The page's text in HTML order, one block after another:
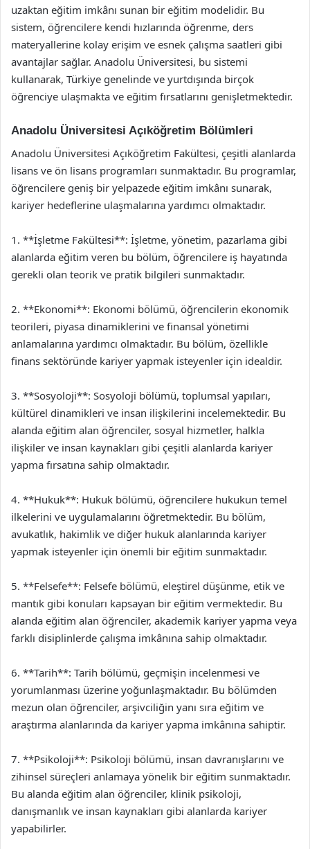
uzaktan eğitim imkânı sunan bir eğitim modelidir. Bu
sistem, öğrencilere kendi hızlarında öğrenme, ders
materyallerine kolay erişim ve esnek çalışma saatleri gibi
avantajlar sağlar. Anadolu Üniversitesi, bu sistemi
kullanarak, Türkiye genelinde ve yurtdışında birçok
öğrenciye ulaşmakta ve eğitim fırsatlarını genişletmektedir.
Anadolu Üniversitesi Açıköğretim Bölümleri
Anadolu Üniversitesi Açıköğretim Fakültesi, çeşitli alanlarda
lisans ve ön lisans programları sunmaktadır. Bu programlar,
öğrencilere geniş bir yelpazede eğitim imkânı sunarak,
kariyer hedeflerine ulaşmalarına yardımcı olmaktadır.
1. **İşletme Fakültesi**: İşletme, yönetim, pazarlama gibi
alanlarda eğitim veren bu bölüm, öğrencilere iş hayatında
gerekli olan teorik ve pratik bilgileri sunmaktadır.
2. **Ekonomi**: Ekonomi bölümü, öğrencilerin ekonomik
teorileri, piyasa dinamiklerini ve finansal yönetimi
anlamalarına yardımcı olmaktadır. Bu bölüm, özellikle
finans sektöründe kariyer yapmak isteyenler için idealdir.
3. **Sosyoloji**: Sosyoloji bölümü, toplumsal yapıları,
kültürel dinamikleri ve insan ilişkilerini incelemektedir. Bu
alanda eğitim alan öğrenciler, sosyal hizmetler, halkla
ilişkiler ve insan kaynakları gibi çeşitli alanlarda kariyer
yapma fırsatına sahip olmaktadır.
4. **Hukuk**: Hukuk bölümü, öğrencilere hukukun temel
ilkelerini ve uygulamalarını öğretmektedir. Bu bölüm,
avukatlık, hakimlik ve diğer hukuk alanlarında kariyer
yapmak isteyenler için önemli bir eğitim sunmaktadır.
5. **Felsefe**: Felsefe bölümü, eleştirel düşünme, etik ve
mantık gibi konuları kapsayan bir eğitim vermektedir. Bu
alanda eğitim alan öğrenciler, akademik kariyer yapma veya
farklı disiplinlerde çalışma imkânına sahip olmaktadır.
6. **Tarih**: Tarih bölümü, geçmişin incelenmesi ve
yorumlanması üzerine yoğunlaşmaktadır. Bu bölümden
mezun olan öğrenciler, arşivciliğin yanı sıra eğitim ve
araştırma alanlarında da kariyer yapma imkânına sahiptir.
7. **Psikoloji**: Psikoloji bölümü, insan davranışlarını ve
zihinsel süreçleri anlamaya yönelik bir eğitim sunmaktadır.
Bu alanda eğitim alan öğrenciler, klinik psikoloji,
danışmanlık ve insan kaynakları gibi alanlarda kariyer
yapabilirler.